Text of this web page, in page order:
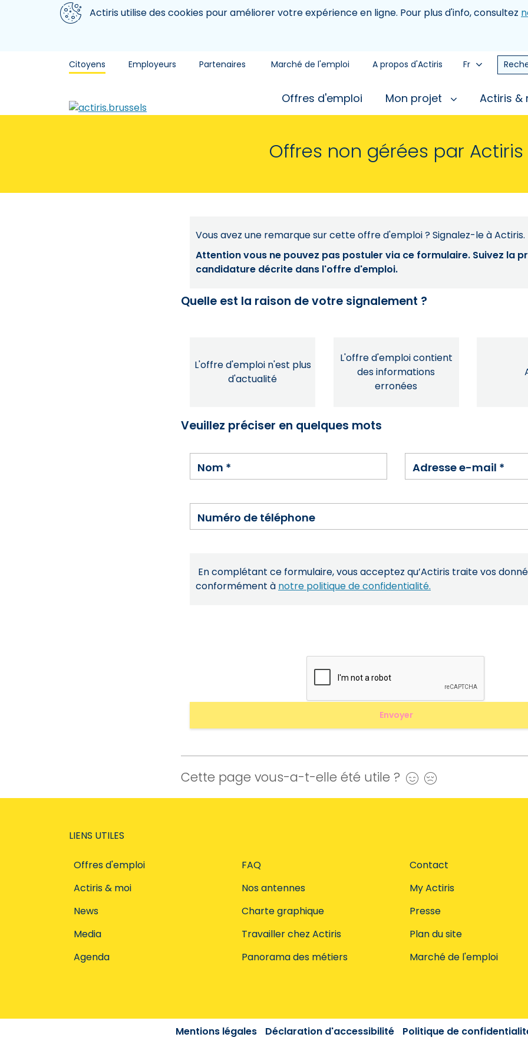
Aller au contenu principal
Nous utilisons des cookiesActiris utilise des cookies pour améliorer votre expérience en ligne. Pour plus d'info, consultez
Citoyens Employeurs Partenaires Marché de l'emploi A propos d'Actiris Fr
Offres d'emploi Mon projet Actiris
Offres non gérées par Actiris
Vous avez une remarque sur cette offre d'emploi ? Signalez-le à Actiris.
Attention vous ne pouvez pas postuler via ce formulaire. Suivez la
candidature décrite dans l'offre d'emploi.
Quelle est la raison de votre signalement ?
L'offre d'emploi n'est plus
d'actualité
L'offre d'emploi contient
des informations
erronées
Veuillez préciser en quelques mots
Nom * Adresse e-mail *
Numéro de téléphone
En complétant ce formulaire, vous acceptez qu’Actiris traite vos
conformément à notre politique de confidentialité.
Cette page vous-a-t-elle été utile ? Oui
LIENS UTILES
Offres d'emploi
Actiris & moi
News
Media
Agenda
FAQ
Nos antennes
Charte graphique
Travailler chez Actiris
Panorama des métiers
Contact
My Actiris
Presse
Plan du site
Marché de l'emploi
Mentions légales Déclaration d'accessibilité Politique de